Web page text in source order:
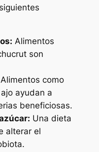
Alimentos
son
Alimentos como
ayudan a
beneficiosas.
Una dieta
alterar el